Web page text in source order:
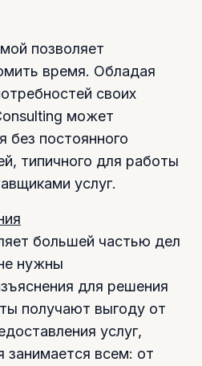
позволяет
время. Обладая
своих
может
без постоянного
типичного для работы
услуг.
большей частью дел
нужны
для решения
получают выгоду от
услуг,
занимается всем: от